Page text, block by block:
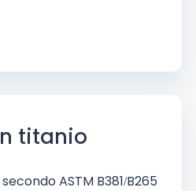
titanio
ASTM B381/B265